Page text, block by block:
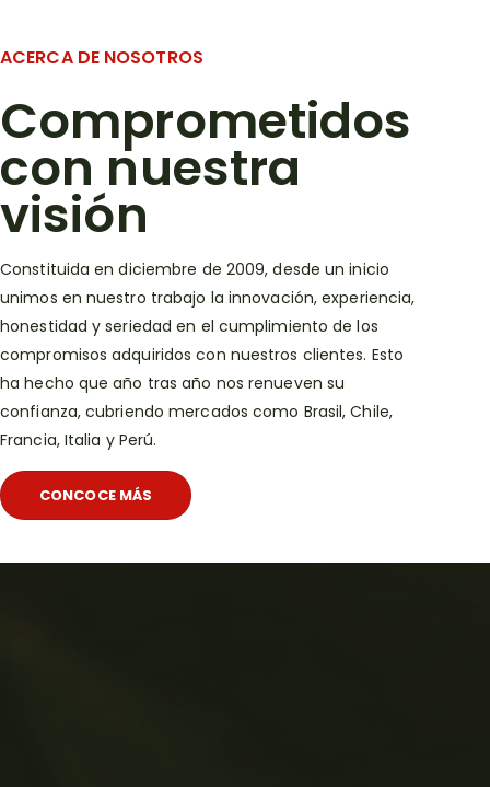
ACERCA DE NOSOTROS
Comprometidos
con nuestra
visión
Constituida en diciembre de 2009, desde un inicio
unimos en nuestro trabajo la innovación, experiencia,
honestidad y seriedad en el cumplimiento de los
compromisos adquiridos con nuestros clientes. Esto
ha hecho que año tras año nos renueven su
confianza, cubriendo mercados como Brasil, Chile,
Francia, Italia y Perú.
CONCOCE MÁS